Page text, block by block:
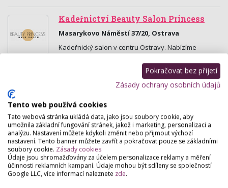
Kadeřnictví Beauty Salon Princess
Masarykovo Náměstí 37/20, Ostrava
Kadeřnický salon v centru Ostravy. Nabízíme
kadeřnické, kosmetické, manikérské a pedikérské
služby, prodlužování vlasů a řas, brazilský keratin,…
JOVENA - kosmetická klinika, salon
28. Října 190/38, Ostrava
Veškeré kosmetologické služby, bezbolestná
liposukce Zerona, lymfodrenáže, depilace cukrovou
pastou i trvalá depilace E-light, mezoterapie
kyselinou…
Profemina Estetický salón
Pokračovat bez přijetí
Zásady ochrany osobních údajů
Tento web používá cookies
Tato webová stránka ukládá data, jako jsou soubory cookie, aby
umožnila základní fungování stránek, jakož i marketing, personalizaci a
analýzu. Nastavení můžete kdykoli změnit nebo přijmout výchozí
nastavení. Tento banner můžete zavřít a pokračovat pouze se základními
soubory cookie. Zásady cookies
Údaje jsou shromažďovány za účelem personalizace reklamy a měření
účinnosti reklamních kampaní. Údaje mohou být sdíleny se společností
Google LLC, více informací naleznete zde.